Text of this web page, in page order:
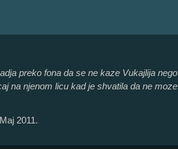
preko fona da se ne kaze Vukajlija nego
na njenom licu kad je shvatila da ne moze
2011.